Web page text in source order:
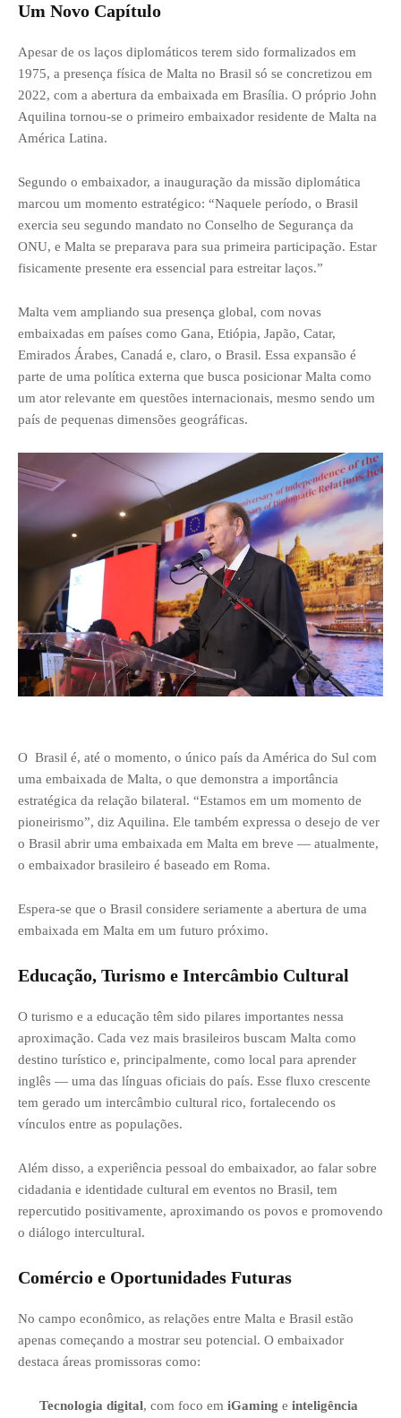
Um Novo Capítulo
Apesar de os laços diplomáticos terem sido formalizados em
1975, a presença física de Malta no Brasil só se concretizou em
2022, com a abertura da embaixada em Brasília. O próprio John
Aquilina tornou-se o primeiro embaixador residente de Malta na
América Latina.
Segundo o embaixador, a inauguração da missão diplomática
marcou um momento estratégico: “Naquele período, o Brasil
exercia seu segundo mandato no Conselho de Segurança da
ONU, e Malta se preparava para sua primeira participação. Estar
fisicamente presente era essencial para estreitar laços.”
Malta vem ampliando sua presença global, com novas
embaixadas em países como Gana, Etiópia, Japão, Catar,
Emirados Árabes, Canadá e, claro, o Brasil. Essa expansão é
parte de uma política externa que busca posicionar Malta como
um ator relevante em questões internacionais, mesmo sendo um
país de pequenas dimensões geográficas.
O Brasil é, até o momento, o único país da América do Sul com
uma embaixada de Malta, o que demonstra a importância
estratégica da relação bilateral. “Estamos em um momento de
pioneirismo”, diz Aquilina. Ele também expressa o desejo de ver
o Brasil abrir uma embaixada em Malta em breve — atualmente,
o embaixador brasileiro é baseado em Roma.
Espera-se que o Brasil considere seriamente a abertura de uma
embaixada em Malta em um futuro próximo.
Educação, Turismo e Intercâmbio Cultural
O turismo e a educação têm sido pilares importantes nessa
aproximação. Cada vez mais brasileiros buscam Malta como
destino turístico e, principalmente, como local para aprender
inglês — uma das línguas oficiais do país. Esse fluxo crescente
tem gerado um intercâmbio cultural rico, fortalecendo os
vínculos entre as populações.
Além disso, a experiência pessoal do embaixador, ao falar sobre
cidadania e identidade cultural em eventos no Brasil, tem
repercutido positivamente, aproximando os povos e promovendo
o diálogo intercultural.
Comércio e Oportunidades Futuras
No campo econômico, as relações entre Malta e Brasil estão
apenas começando a mostrar seu potencial. O embaixador
destaca áreas promissoras como:
Tecnologia digital, com foco em iGaming e inteligência